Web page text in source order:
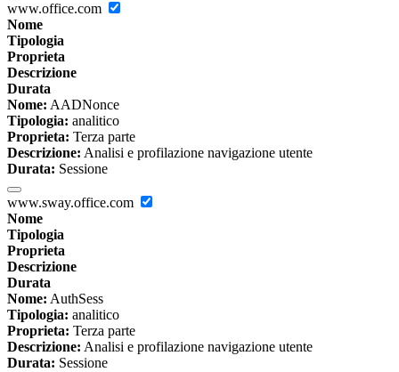
www.office.com
Nome
Tipologia
Proprieta
Descrizione
Durata
Nome: AADNonce
Tipologia: analitico
Proprieta: Terza parte
Descrizione: Analisi e profilazione navigazione utente
Durata: Sessione
www.sway.office.com
Nome
Tipologia
Proprieta
Descrizione
Durata
Nome: AuthSess
Tipologia: analitico
Proprieta: Terza parte
Descrizione: Analisi e profilazione navigazione utente
Durata: Sessione